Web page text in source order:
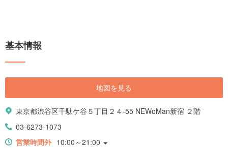
基本情報
地図を見る
東京都渋谷区千駄ケ谷５丁目２４-55 NEWoMan新宿 ２階
03-6273-1073
営業時間外 10:00～21:00